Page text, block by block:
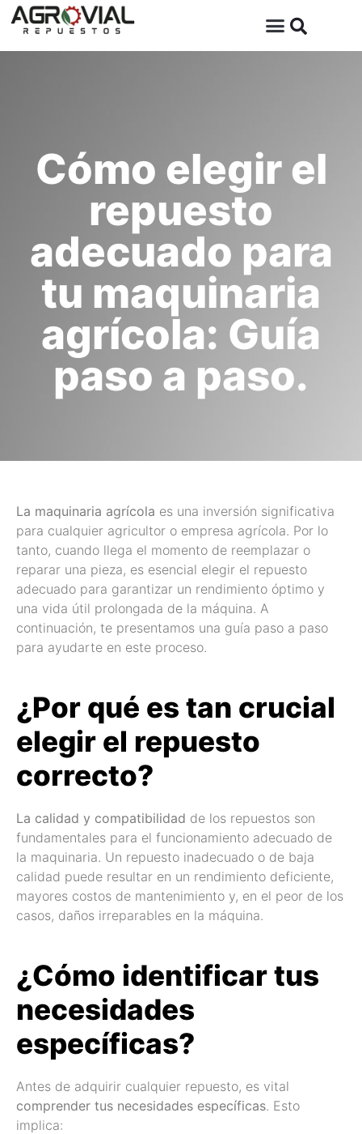
Cómo elegir el
repuesto
adecuado para
tu maquinaria
agrícola: Guía
paso a paso.
La maquinaria agrícola es una inversión significativa
para cualquier agricultor o empresa agrícola. Por lo
tanto, cuando llega el momento de reemplazar o
reparar una pieza, es esencial elegir el repuesto
adecuado para garantizar un rendimiento óptimo y
una vida útil prolongada de la máquina. A
continuación, te presentamos una guía paso a paso
para ayudarte en este proceso.
¿Por qué es tan crucial
elegir el repuesto
correcto?
La calidad y compatibilidad de los repuestos son
fundamentales para el funcionamiento adecuado de
la maquinaria. Un repuesto inadecuado o de baja
calidad puede resultar en un rendimiento deficiente,
mayores costos de mantenimiento y, en el peor de los
casos, daños irreparables en la máquina.
¿Cómo identificar tus
necesidades
específicas?
Antes de adquirir cualquier repuesto, es vital
comprender tus necesidades específicas. Esto
implica: